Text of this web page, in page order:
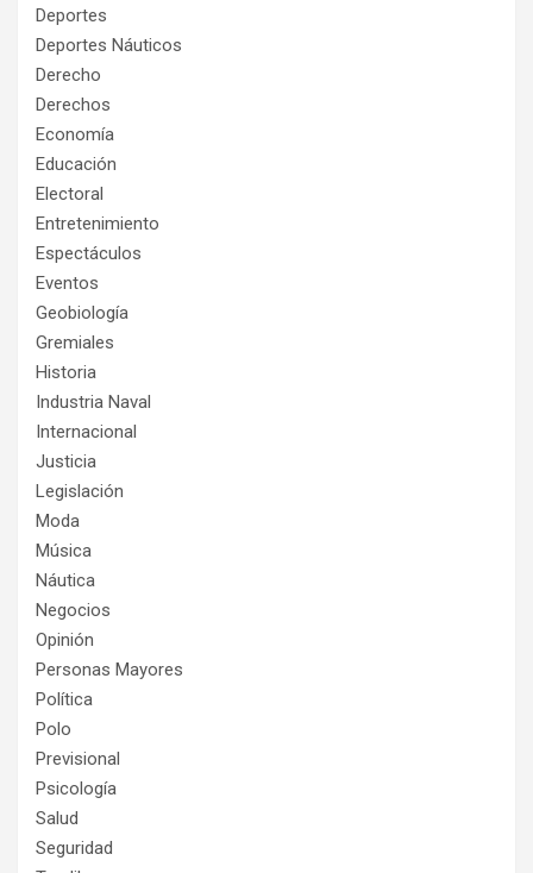
Deportes
Deportes Náuticos
Derecho
Derechos
Economía
Educación
Electoral
Entretenimiento
Espectáculos
Eventos
Geobiología
Gremiales
Historia
Industria Naval
Internacional
Justicia
Legislación
Moda
Música
Náutica
Negocios
Opinión
Personas Mayores
Política
Polo
Previsional
Psicología
Salud
Seguridad